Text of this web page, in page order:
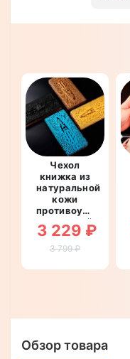
Чехол
книжка из
натуральной
кожи
противоударный
магнитный
для VIVO
X50 Pro
HEAD"
3 229 ₽
3 799 ₽
Обзор товара